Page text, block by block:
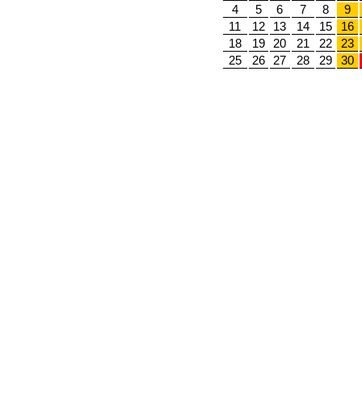
4
5 6 7 8
9
11
12 13 14 15
16
18
19 20 21 22
23
25
26 27 28 29 30